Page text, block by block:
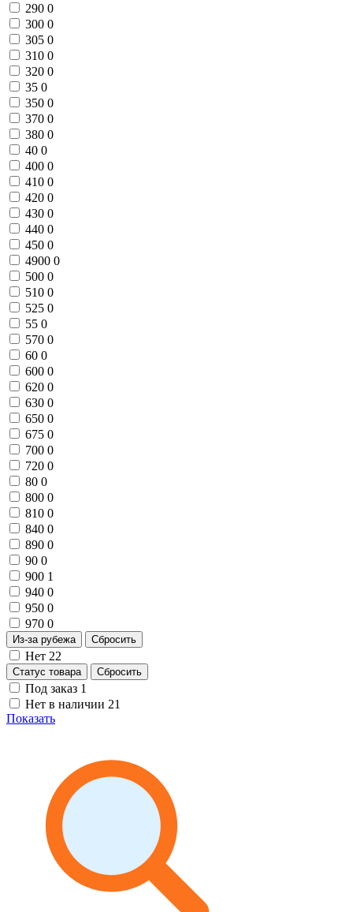
290 0
300 0
305 0
310 0
320 0
35 0
350 0
370 0
380 0
40 0
400 0
410 0
420 0
430 0
440 0
450 0
4900 0
500 0
510 0
525 0
55 0
570 0
60 0
600 0
620 0
630 0
650 0
675 0
700 0
720 0
80 0
800 0
810 0
840 0
890 0
90 0
900 1
940 0
950 0
970 0
Из-за рубежа Сбросить
Нет 22
Статус товара Сбросить
Под заказ 1
Нет в наличии 21
Показать